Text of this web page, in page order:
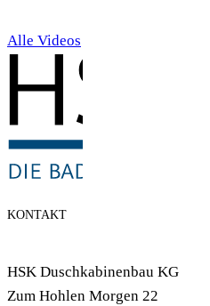
Alle Videos
KONTAKT
HSK Duschkabinenbau KG
Zum Hohlen Morgen 22